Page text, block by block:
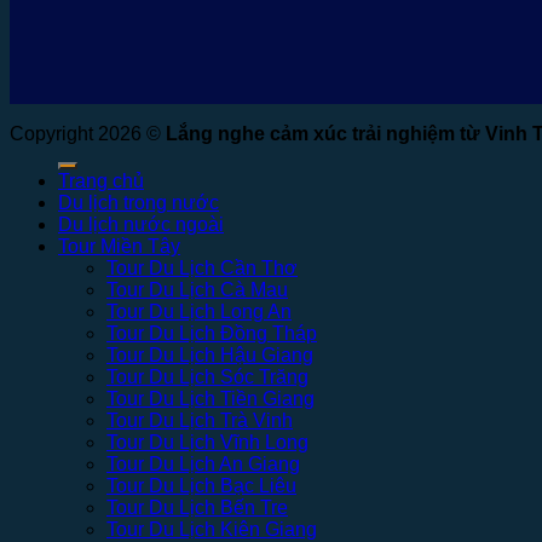
Copyright 2026 © Lắng nghe cảm xúc trải nghiệm từ Vinh
Trang chủ
Du lịch trong nước
Du lịch nước ngoài
Tour Miền Tây
Tour Du Lịch Cần Thơ
Tour Du Lịch Cà Mau
Tour Du Lịch Long An
Tour Du Lịch Đồng Tháp
Tour Du Lịch Hậu Giang
Tour Du Lịch Sóc Trăng
Tour Du Lịch Tiền Giang
Tour Du Lịch Trà Vinh
Tour Du Lịch Vĩnh Long
Tour Du Lịch An Giang
Tour Du Lịch Bạc Liêu
Tour Du Lịch Bến Tre
Tour Du Lịch Kiên Giang